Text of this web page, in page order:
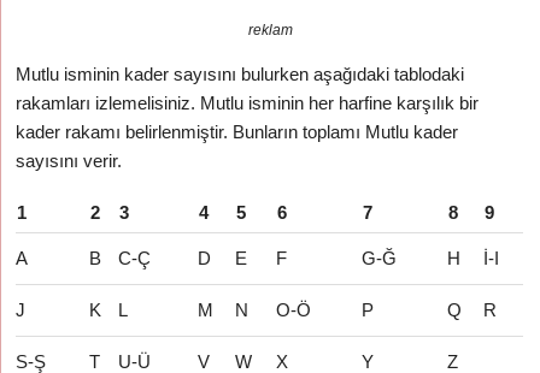
reklam
Mutlu isminin kader sayısını bulurken aşağıdaki tablodaki
rakamları izlemelisiniz. Mutlu isminin her harfine karşılık bir
kader rakamı belirlenmiştir. Bunların toplamı Mutlu kader
sayısını verir.
1 2 3 4 5 6 7 8 9
A B C-Ç D E F G-Ğ H İ-I
J K L M N O-Ö P Q R
S-Ş T U-Ü V W X Y Z